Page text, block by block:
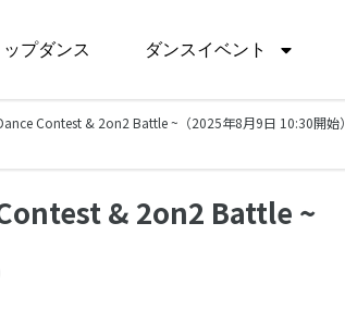
ップダンス ダンスイベント
Contest & 2on2 Battle ~（2025年8月9日 10:30開始）
& 2on2 Battle ~